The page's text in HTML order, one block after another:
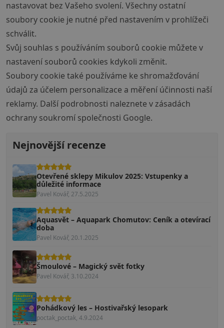
nastavovat bez Vašeho svolení. Všechny ostatní
soubory cookie je nutné před nastavením v prohlížeči
schválit.
Svůj souhlas s používáním souborů cookie můžete v
nastavení souborů cookies kdykoli změnit.
Soubory cookie také používáme ke shromažďování
údajů za účelem personalizace a měření účinnosti naší
reklamy. Další podrobnosti naleznete vzásadách
ochrany soukromí společnosti Google.
Nejnovější recenze
Otevřené sklepy Mikulov 2025: Vstupenky a
důležité informace
Pavel Kovář, 27.5.2025
Aquasvět – Aquapark Chomutov: Ceník a otevírací
doba
Pavel Kovář, 20.1.2025
Šmoulové – Magický svět fotky
Pavel Kovář, 3.10.2024
Pohádkový les – Hostivařský lesopark
poctak_poctak, 4.9.2024